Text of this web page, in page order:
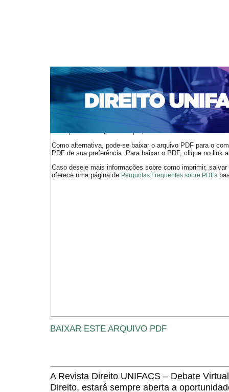
CAPA SOBRE ACESSO CADASTRO
NOTÍCIAS
EDIÇÕES DE Nº 1 A 100 WEBMAIL
Capa>n. 127 (2011) > Ramos
O arquivo PDF selecionado deve ser carregado no
de arquivos PDF (por exemplo, uma versão atual do
Como alternativa, pode-se baixar o arquivo PDF para o
PDF de sua preferência. Para baixar o PDF, clique no link
Caso deseje mais informações sobre como imprimir,
oferece uma página de Perguntas Frequentes sobre PDFs
BAIXAR ESTE ARQUIVO PDF
A Revista Direito UNIFACS – Debate
Direito, estará sempre aberta a